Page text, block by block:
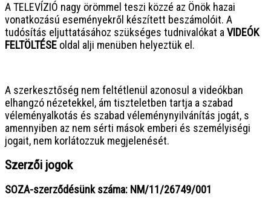
A TELEVÍZIÓ nagy örömmel teszi közzé az Önök hazai
vonatkozású eseményekről készített beszámolóit. A
tudósítás eljuttatásához szükséges tudnivalókat aVIDEÓK
FELTÖLTÉSE oldal alji menüben helyeztük el.
A szerkesztőség nem feltétlenül azonosul a videókban
elhangzó nézetekkel, ám tiszteletben tartja a szabad
véleményalkotás és szabad véleménynyilvánítás jogát, s
amennyiben az nem sérti mások emberi és személyiségi
jogait, nem korlátozzuk megjelenését.
Szerzői jogok
SOZA-szerződésünk száma: NM/11/26749/001